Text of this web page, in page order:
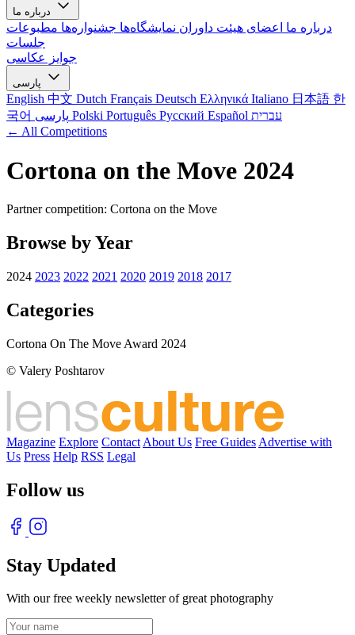
درباره ما
درباره ما اعضای هیئت داوران نمایشگاه‌ها جشنواره‌ها مطبوعات
جلسات
جوایز عکاسی
English 中文 Dutch Français Deutsch Ελληνικά Italiano 日本語 한
국어
Polski Português Русский Español עברית
← All Competitions
Cortona on the Move 2024
Partner competition: Cortona on the Move
Browse by Year
2024 2023 2022 2021 2020 2019 2018 2017
Categories
Cortona On The Move Award 2024
© Valery Poshtarov
Magazine Explore Contact About Us Free Guides Advertise with
Us Press Help RSS Legal
Follow us
Stay Updated
With our free weekly newsletter of great photography